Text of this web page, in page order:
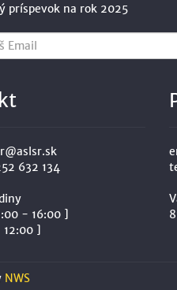
príspevok na rok 2025
632 134
- 16:00 ]
]
NWS